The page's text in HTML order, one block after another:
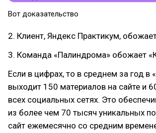
Вот доказательство
2. Клиент, Яндекс Практикум,
3. Команда «Палиндрома» обожает
Если в цифрах, то в среднем за год в
выходит 150 материалов на сайте и
всех социальных сетях. Это
из более чем 70 тысяч уникальных
сайт ежемесячно со средним